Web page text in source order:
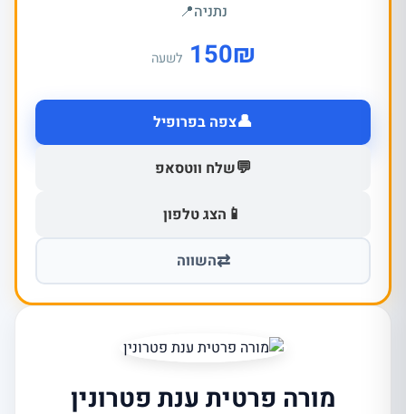
נתניה📍
₪
150 לשעה
👤צפה בפרופיל
💬שלח ווטסאפ
📱 הצג טלפון
⇄השווה
מורה פרטית ענת פטרונין